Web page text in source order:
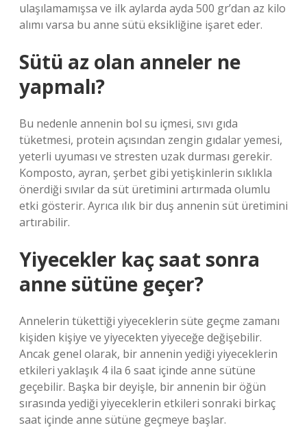
ulaşılamamışsa ve ilk aylarda ayda 500 gr’dan az kilo
alımı varsa bu anne sütü eksikliğine işaret eder.
Sütü az olan anneler ne
yapmalı?
Bu nedenle annenin bol su içmesi, sıvı gıda
tüketmesi, protein açısından zengin gıdalar yemesi,
yeterli uyuması ve stresten uzak durması gerekir.
Komposto, ayran, şerbet gibi yetişkinlerin sıklıkla
önerdiği sıvılar da süt üretimini artırmada olumlu
etki gösterir. Ayrıca ılık bir duş annenin süt üretimini
artırabilir.
Yiyecekler kaç saat sonra
anne sütüne geçer?
Annelerin tükettiği yiyeceklerin süte geçme zamanı
kişiden kişiye ve yiyecekten yiyeceğe değişebilir.
Ancak genel olarak, bir annenin yediği yiyeceklerin
etkileri yaklaşık 4 ila 6 saat içinde anne sütüne
geçebilir. Başka bir deyişle, bir annenin bir öğün
sırasında yediği yiyeceklerin etkileri sonraki birkaç
saat içinde anne sütüne geçmeye başlar.